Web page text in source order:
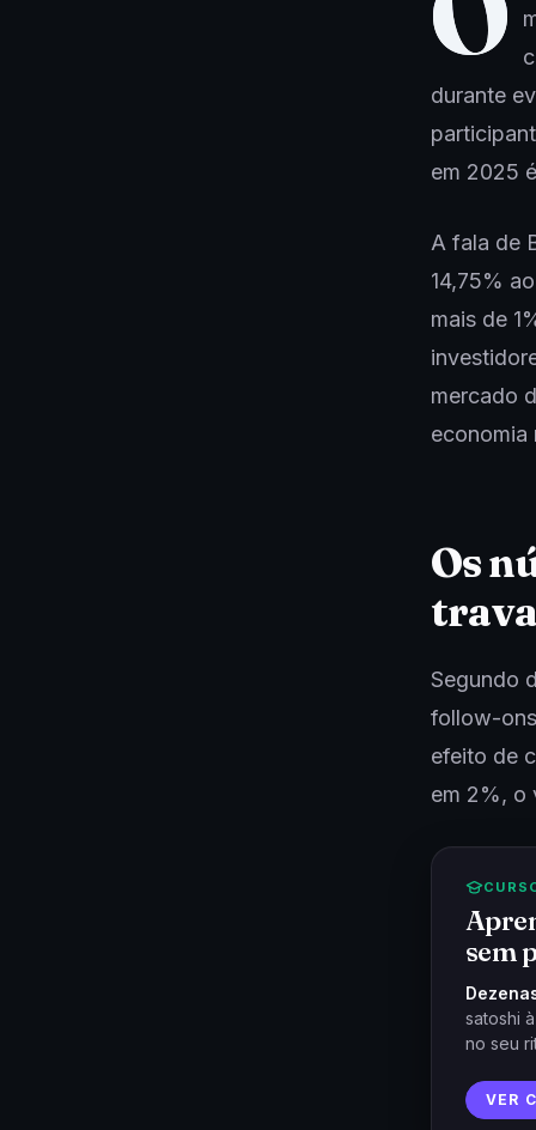
durante
em 2025
A fala de
14,75%
mais de
mercado
economia
Os
Segundo
follow-
efeito de
em 2%, o
sem
satoshi
no seu
VER